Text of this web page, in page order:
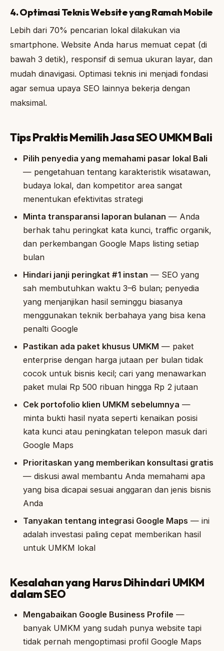
4. Optimasi Teknis Website yang Ramah Mobile
Lebih dari 70% pencarian lokal dilakukan via
smartphone. Website Anda harus memuat cepat (di
bawah 3 detik), responsif di semua ukuran layar, dan
mudah dinavigasi. Optimasi teknis ini menjadi fondasi
agar semua upaya SEO lainnya bekerja dengan
maksimal.
Tips Praktis Memilih Jasa SEO UMKM Bali
Pilih penyedia yang memahami pasar lokal Bali
— pengetahuan tentang karakteristik wisatawan,
budaya lokal, dan kompetitor area sangat
menentukan efektivitas strategi
Minta transparansi laporan bulanan — Anda
berhak tahu peringkat kata kunci, traffic organik,
dan perkembangan Google Maps listing setiap
bulan
Hindari janji peringkat #1 instan — SEO yang
sah membutuhkan waktu 3–6 bulan; penyedia
yang menjanjikan hasil seminggu biasanya
menggunakan teknik berbahaya yang bisa kena
penalti Google
Pastikan ada paket khusus UMKM — paket
enterprise dengan harga jutaan per bulan tidak
cocok untuk bisnis kecil; cari yang menawarkan
paket mulai Rp 500 ribuan hingga Rp 2 jutaan
Cek portofolio klien UMKM sebelumnya —
minta bukti hasil nyata seperti kenaikan posisi
kata kunci atau peningkatan telepon masuk dari
Google Maps
Prioritaskan yang memberikan konsultasi gratis
— diskusi awal membantu Anda memahami apa
yang bisa dicapai sesuai anggaran dan jenis bisnis
Anda
Tanyakan tentang integrasi Google Maps — ini
adalah investasi paling cepat memberikan hasil
untuk UMKM lokal
Kesalahan yang Harus Dihindari UMKM
dalam SEO
Mengabaikan Google Business Profile —
banyak UMKM yang sudah punya website tapi
tidak pernah mengoptimasi profil Google Maps